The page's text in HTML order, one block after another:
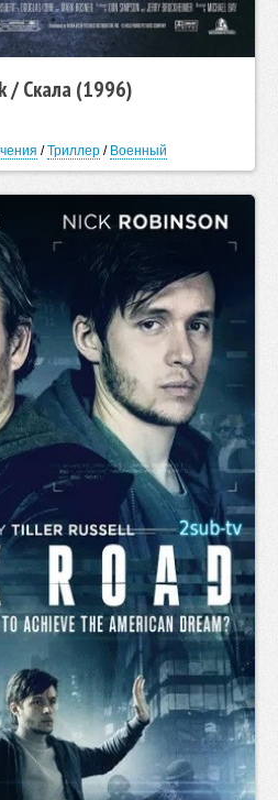
/ Скала (1996)
/Триллер/ Военный